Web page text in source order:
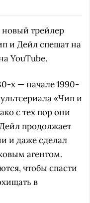
трейлер
и Дейл спешат на
YouTube.
х — начале 1990-
«Чип и
с тех пор они
продолжает
и даже сделал
агентом.
чтобы спасти
в